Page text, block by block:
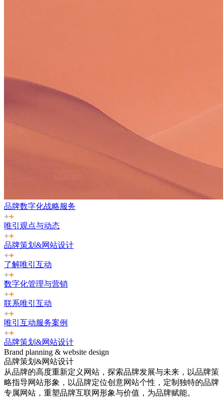
品牌数字化战略服务
唯引观点与动态
品牌策划&网站设计
了解唯引互动
数字化管理与营销
联系唯引互动
唯引互动服务案例
品牌策划&网站设计
Brand planning & website design
品牌策划&网站设计
从品牌的高度重新定义网站，探索品牌发展与未来，以品牌策
略指导网站形象，以品牌定位创意网站个性，定制独特的品牌
专属网站，重塑品牌互联网形象与价值，为品牌赋能。